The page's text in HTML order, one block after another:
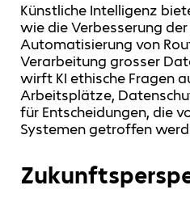
Künstliche Intelligenz
wie die Verbesserung
Automatisierung von
Verarbeitung grosser
wirft KI ethische Fragen
Arbeitsplätze,
für Entscheidungen, die
Systemen getroffen